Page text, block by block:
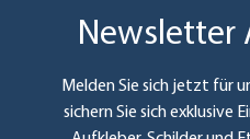
Newsletter
Melden Sie sich jetzt für
sichern Sie sich exklusive